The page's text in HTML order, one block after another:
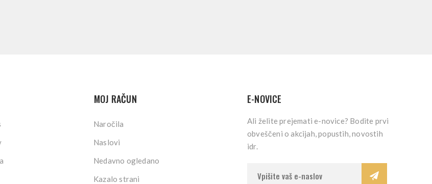
MOJ RAČUN
Naročila
Naslovi
Nedavno ogledano
Kazalo strani
E-NOVICE
Ali želite prejemati e-novice? Bodite prvi
obveščeni o akcijah, popustih, novostih
idr.